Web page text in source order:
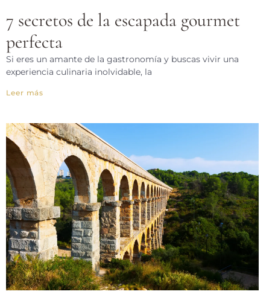
7 secretos de la escapada gourmet
perfecta
Si eres un amante de la gastronomía y buscas vivir una
experiencia culinaria inolvidable, la
Leer más